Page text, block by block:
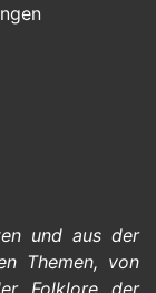
und aus der
Themen, von